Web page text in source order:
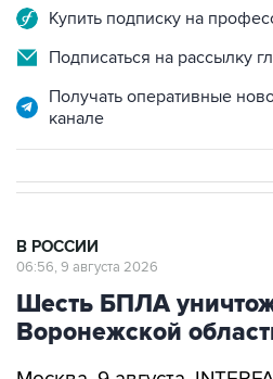
Подписаться на рассылку
Получать оперативные
Шесть БПЛА
Воронежской области
Москва. 9 августа.